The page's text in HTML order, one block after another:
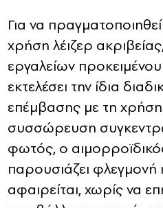
Για να πραγματοποιηθεί
χρήση λέιζερ
εργαλείων
εκτελέσει την ίδια
επέμβασης με τη
συσσώρευση
φωτός, ο
παρουσιάζει φλεγμονή
αφαιρείται, χωρίς να